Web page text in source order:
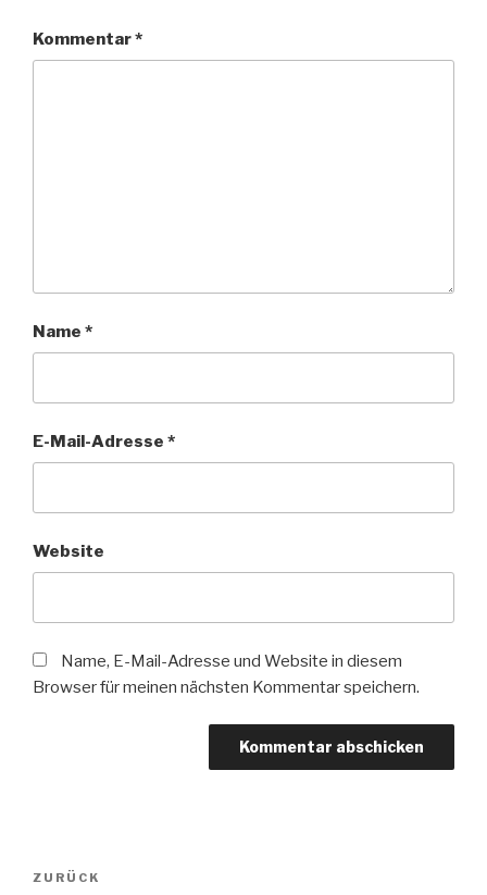
Kommentar*
Name *
E-Mail-Adresse *
Website
Name, E-Mail-Adresse und Website in diesem
Browser für meinen nächsten Kommentar speichern.
Beitragsnavigation
Vorheriger
ZURÜCK